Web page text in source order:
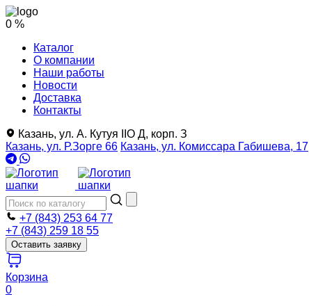
0 %
Каталог
О компании
Наши работы
Новости
Доставка
Контакты
Казань, ул. А. Кутуя IIO Д, корп. З
Казань, ул. Р.Зорге 66 Казань, ул. Комиссара Габишева, 17
+7 (843) 253 64 77
+7 (843) 259 18 55
Оставить заявку
Корзина
0